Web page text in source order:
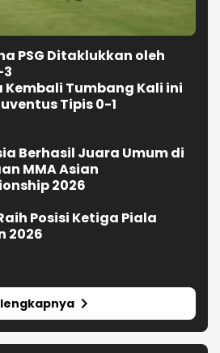
PSG Ditaklukkan oleh
Kembali Tumbang Kali ini
Tipis 0-1
Berhasil Juara Umum di
MMA Asian
2026
Posisi Ketiga Piala
2026